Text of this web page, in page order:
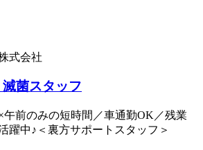
式会社
菌スタッフ
午前のみの短時間／車通勤OK／残業
躍中♪＜裏方サポートスタッフ＞